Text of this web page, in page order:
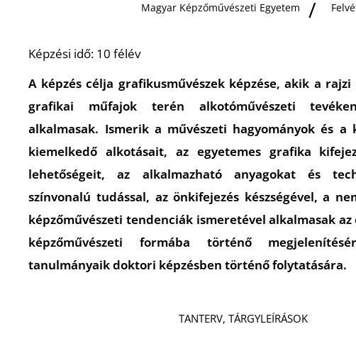
Magyar Képzőművészeti Egyetem
Képzési idő: 10 félév
A képzés célja grafikusművészek képzése, akik a
grafikai műfajok terén alkotóművészeti
alkalmasak. Ismerik a művészeti hagyományok és a
kiemelkedő alkotásait, az egyetemes grafika
lehetőségeit, az alkalmazható anyagokat és
színvonalú tudással, az önkifejezés készségével, a
képzőművészeti tendenciák ismeretével alkalmasak
képzőművészeti formába történő
tanulmányaik doktori képzésben történő folytatására.
TANTERV, TÁRGYLEÍRÁSOK